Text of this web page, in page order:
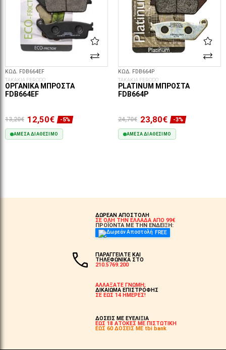
ΚΩΔ. FDB664EF
ΤΑΚΑΚΙΑ FERODO
ΟΡΓΑΝΙΚΆ ΜΠΡΟΣΤΆ
FDB664EF
13,20€ 12,50€ -5%
ΆΜΕΣΑ ΔΙΑΘΈΣΙΜΟ
ΚΩΔ. FDB664P
ΤΑΚΑΚΙΑ FERODO
PLATINUM ΜΠΡΟΣΤΆ
FDB664P
24,70€ 23,80€ -3%
ΆΜΕΣΑ ΔΙΑΘΈΣΙΜΟ
ΔΩΡΕΑΝ ΑΠΟΣΤΟΛΗ
ΣΕ ΟΛΗ ΤΗΝ ΕΛΛΑΔΑ ΑΠΟ 99€
ΠΡΟΪΟΝΤΑ ΜΕ ΤΗΝ ΕΝΔΕΙΞΗ:
FREE
ΠΑΡΑΓΓΕΙΛΤΕ ΚΑΙ
ΤΗΛΕΦΩΝΙΚΑ ΣΤΟ
210.5769.200
ΑΛΛΑΞΑΤΕ ΓΝΩΜΗ;
ΔΙΚΑΙΩΜΑ ΕΠΙΣΤΡΟΦΗΣ
ΣΕ ΕΩΣ 14 ΗΜΕΡΕΣ!
ΔΟΣΕΙΣ ΜΕ ΕΥΕΛΙΞΙΑ
ΕΩΣ 18 ΑΤΟΚΕΣ ΜΕ ΠΙΣΤΩΤΙΚΗ
ΕΩΣ 60 ΔΟΣΕΙΣ ΜΕ tbi bank